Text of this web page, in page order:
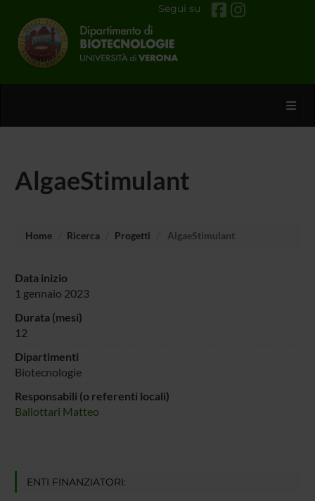
Segui su
AlgaeStimulant
Home Ricerca Progetti AlgaeStimulant
Data inizio
1 gennaio 2023
Durata (mesi)
12
Dipartimenti
Biotecnologie
Responsabili (o referenti locali)
Ballottari Matteo
ENTI FINANZIATORI: